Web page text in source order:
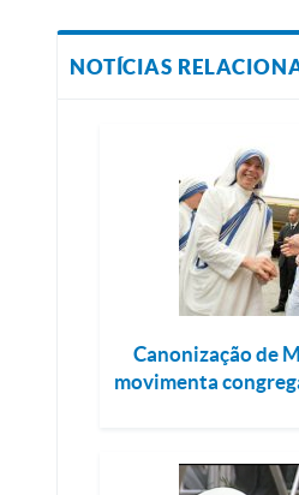
NOTÍCIAS
Canonização de
movimenta